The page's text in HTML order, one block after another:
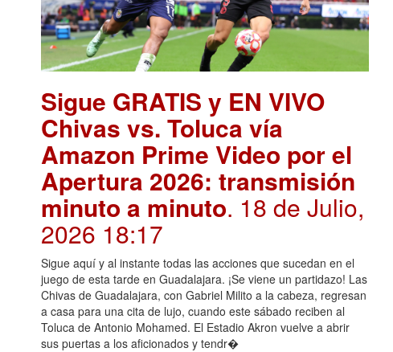
Sigue GRATIS y EN VIVO
Chivas vs. Toluca vía
Amazon Prime Video por el
Apertura 2026: transmisión
minuto a minuto. 18 de Julio,
2026 18:17
Sigue aquí y al instante todas las acciones que sucedan en el
juego de esta tarde en Guadalajara. ¡Se viene un partidazo! Las
Chivas de Guadalajara, con Gabriel Milito a la cabeza, regresan
a casa para una cita de lujo, cuando este sábado reciben al
Toluca de Antonio Mohamed. El Estadio Akron vuelve a abrir
sus puertas a los aficionados y tendr�